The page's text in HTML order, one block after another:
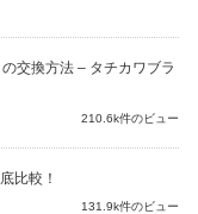
交換方法 – タチカワブラ
210.6k件のビュー
比較！
131.9k件のビュー